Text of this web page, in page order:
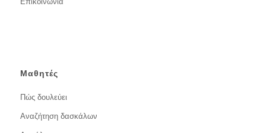
Μαθητές
Πώς δουλεύει
Αναζήτηση δασκάλων